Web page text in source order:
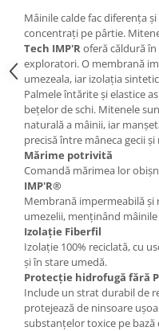
Barbati
Femei
Accesorii
Bike
Mâinile calde fac diferența
concentrați pe pârtie.
Tech IMP'Roferă căldură
exploratori. O membrană
umezeala, iar izolația
Palmele întărite și elastice
bețelor de schi. Mitenele
naturală a mâinii, iar
precisă între mâneca gecii și
Mărime potrivită
Comandă mărimea lor
IMP'R®
Membrană impermeabilă și
umezelii, menținând mâinile
Izolație Fiberfil
Izolație 100% reciclată, cu
și în stare umedă.
Protecție hidrofugă fără
Include un strat durabil de
protejează de ninsoare
substanțelor toxice pe